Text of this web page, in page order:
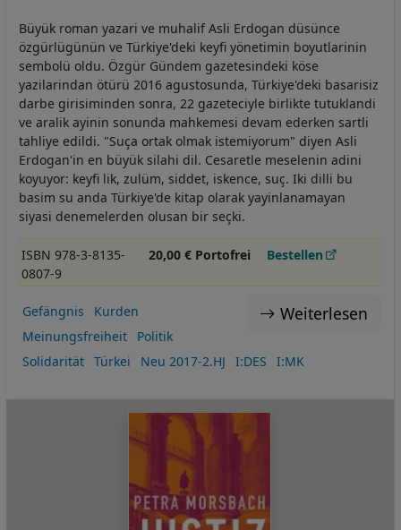
Büyük roman yazari ve muhalif Asli Erdogan düsünce
özgürlügünün ve Türkiye'deki keyfi yönetimin boyutlarinin
sembolü oldu. Özgür Gündem gazetesindeki köse
yazilarindan ötürü 2016 agustosunda, Türkiye'deki basarisiz
darbe girisiminden sonra, 22 gazeteciyle birlikte tutuklandi
ve aralik ayinin sonunda mahkemesi devam ederken sartli
tahliye edildi. "Suça ortak olmak istemiyorum" diyen Asli
Erdogan'in en büyük silahi dil. Cesaretle meselenin adini
koyuyor: keyfi lik, zulüm, siddet, iskence, suç. Iki dilli bu
basim su anda Türkiye'de kitap olarak yayinlanamayan
siyasi denemelerden olusan bir seçki.
ISBN 978-3-8135-
0807-9
20,00 € Portofrei Bestellen
Weiterlesen
Gefängnis
Kurden
Meinungsfreiheit
Politik
Solidarität
Türkei Neu 2017-2.HJ I:DES I:MK